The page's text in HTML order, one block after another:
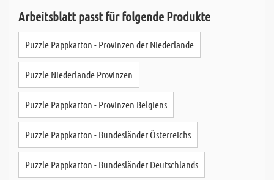
Arbeitsblatt passt für folgende Produkte
Puzzle Pappkarton - Provinzen der Niederlande
Puzzle Niederlande Provinzen
Puzzle Pappkarton - Provinzen Belgiens
Puzzle Pappkarton - Bundesländer Österreichs
Puzzle Pappkarton - Bundesländer Deutschlands